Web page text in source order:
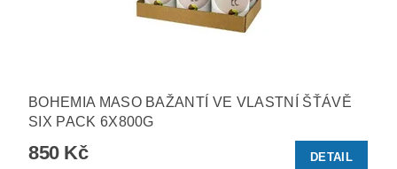
BOHEMIA MASO BAŽANTÍ VE VLASTNÍ ŠŤÁVĚ
SIX PACK 6X800G
850 Kč DETAIL